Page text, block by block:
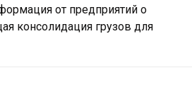
от предприятий о
консолидация грузов для